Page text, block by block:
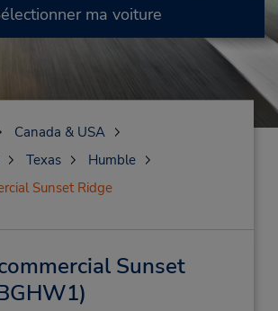
ma voiture
Canada & USA
Texas
Humble
Sunset Ridge
Sunset